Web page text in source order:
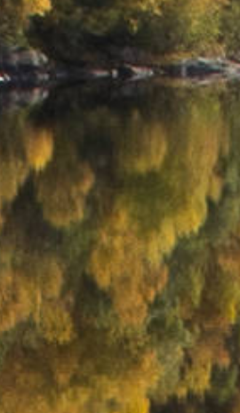
Oslo
Fredrikstad
Tønsberg
Rjukan
Lærdal
Geiranger
Sandefjord